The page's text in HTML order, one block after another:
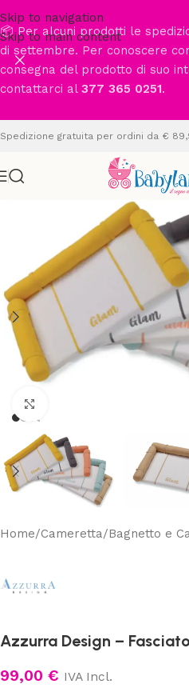
Skip to navigation
Skip to main content
📦 Per alcuni prodotti le
di settembre. Per conoscere
consegna del prodotto di suo
contattarci al 377 365 0251.
Spedizione gratuita per ordini da €
Home/Cameretta/Bagnetto e
Azzurra Design –
99,00 € IVA Incl.